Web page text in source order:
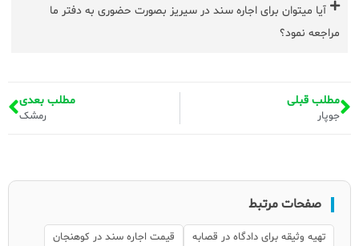
آیا میتوان برای اجاره سند در سیریز بصورت حضوری به دفتر ما
مراجعه نمود؟
مطلب قبلی
جوپار
مطلب بعدی
رمشک
صفحات مرتبط
تهیه وثیقه برای دادگاه در قصابه
قیمت اجاره سند در کوهنجان